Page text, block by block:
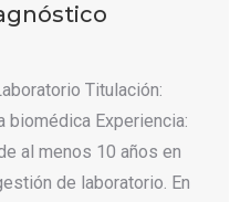
Titulación:
biomédica Experiencia:
al menos 10 años en
de laboratorio. En